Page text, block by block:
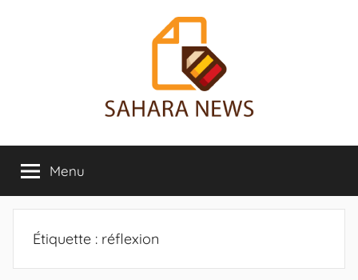
Sahara
News
sur
le
Sahara
révélée
Menu
Étiquette : réflexion